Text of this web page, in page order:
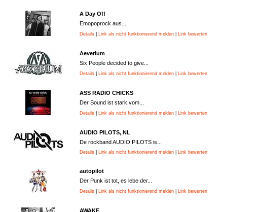
A Day Off
Emopoprock aus...
Details Link als nicht funktionierend melden Link bewerten
Aeverium
Six People decided to give...
Details Link als nicht funktionierend melden Link bewerten
ASS RADIO CHICKS
Der Sound ist stark vom...
Details Link als nicht funktionierend melden Link bewerten
AUDIO PILOTS, NL
De rockband AUDIO PILOTS is...
Details Link als nicht funktionierend melden Link bewerten
autopilot
Der Punk ist tot, es lebe der...
Details Link als nicht funktionierend melden Link bewerten
AWAKE